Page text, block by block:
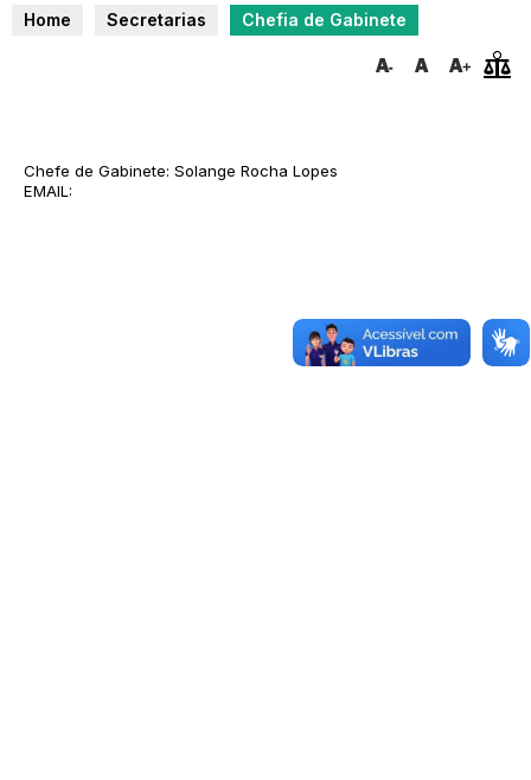
Home
Secretarias Chefia de Gabinete
Chefe de Gabinete: Solange Rocha Lopes
EMAIL: